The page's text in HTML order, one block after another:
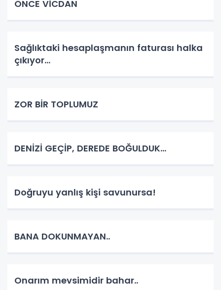
ÖNCE VİCDAN
Sağlıktaki hesaplaşmanın faturası halka
çıkıyor...
ZOR BİR TOPLUMUZ
DENİZİ GEÇİP, DEREDE BOĞULDUK…
Doğruyu yanlış kişi savunursa!
BANA DOKUNMAYAN..
Onarım mevsimidir bahar..